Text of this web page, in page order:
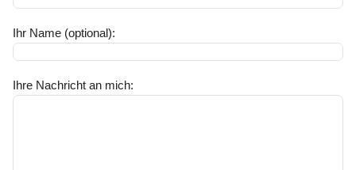
Ihr Name (optional):
Ihre Nachricht an mich: